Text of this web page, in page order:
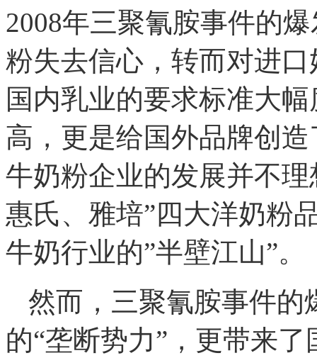
2008年三聚氰胺事件的
粉失去信心，转而对进
国内乳业的要求标准大
高，更是给国外品牌创
牛奶粉企业的发展并不
惠氏、雅培”四大洋奶粉
牛奶行业的”半壁江山”。
然而，三聚氰胺事件的
的“垄断势力”，更带来